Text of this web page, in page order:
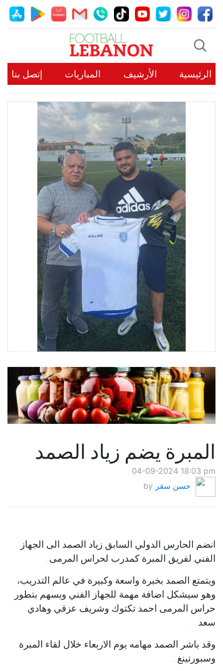
الرئيسية الأرشيف المباريات إتصل بنا
المبرة يضم زياد الصمد
04-09-2024 18:03 pm
by حسن سقر
انضم الحارس الدولي السابق زياد الصمد الى الجهاز
الفني لفريق المبرة كمدرب لحراس المرمى..
ويتمتع الصمد بخبرة واسعة وكبيرة في عالم التدريب،
وهو سيشكل اضافة مهمة للجهاز الفني ويسهم بتطور
حراس المرمى احمد تكتوك وشريف عزقي وهادي
سعد...
وقد باشر الصمد مهامه يوم الاربعاء خلال لقاء المبرة
وسبورتينغ..